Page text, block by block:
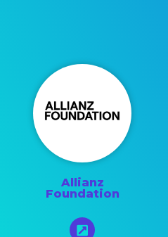
Allianz
Foundation